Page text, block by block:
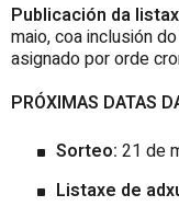
Publicación da
maio, coa inclusión
asignado por orde
PRÓXIMAS DATAS
Sorteo: 21 de
Listaxe de